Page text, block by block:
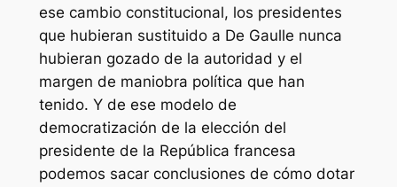
ese cambio constitucional, los presidentes
que hubieran sustituido a De Gaulle nunca
hubieran gozado de la autoridad y el
margen de maniobra política que han
tenido. Y de ese modelo de
democratización de la elección del
presidente de la República francesa
podemos sacar conclusiones de cómo dotar